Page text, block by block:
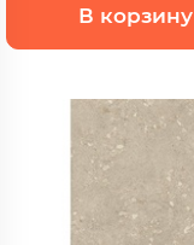
В корзину